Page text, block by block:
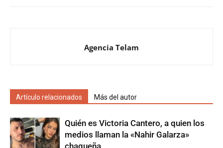
Agencia Telam
Artículo relacionados Más del autor
Quién es Victoria Cantero, a quien los
medios llaman la «Nahir Galarza»
chaqueña